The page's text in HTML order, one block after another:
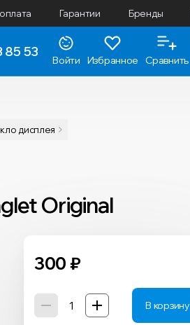
Гарантии Бренды
85 53
Войти Избранное Сравнить
дисплея
Original
300 ₽
В корзину